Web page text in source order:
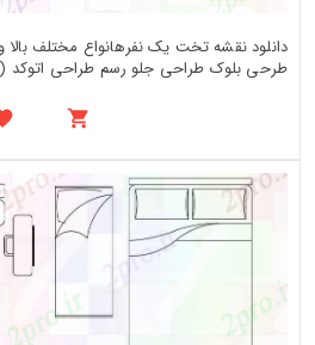
دانلود نقشه تخت یک نفرهانواع مختلف
طرحی بلوک طراحی جلو رسم طراحی اتوکد